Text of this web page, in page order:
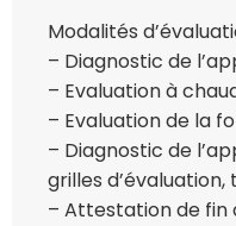
Modalités
– Diagnostic de
– Evaluation à
– Evaluation de la
– Diagnostic de
grilles
– Attestation de